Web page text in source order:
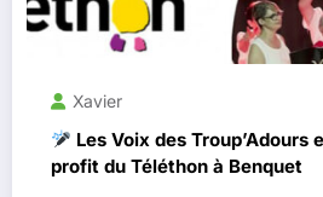
Xavier
Les Voix des Troup’Adours
profit du Téléthon à Benquet